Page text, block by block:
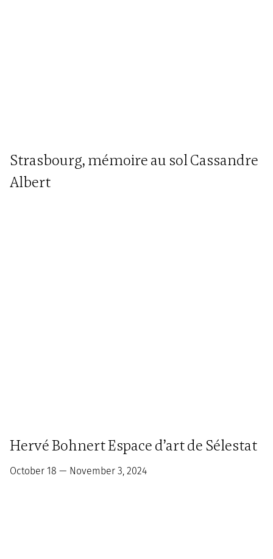
Strasbourg, mémoire au sol Cassandre
Albert
Hervé Bohnert Espace d’art de Sélestat
October 18 — November 3, 2024